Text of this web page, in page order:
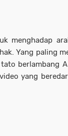
menghadap
Yang paling
berlambang
yang